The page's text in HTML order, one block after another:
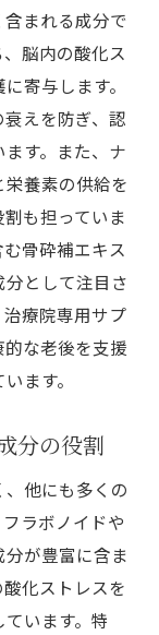
まれる成分で
脳内の酸化ス
寄与します。
えを防ぎ、認
す。また、ナ
養素の供給を
も担っていま
骨砕補エキス
として注目さ
療院専用サプ
な老後を支援
ます。
分の役割
他にも多くの
ラボノイドや
が豊富に含ま
化ストレスを
います。特